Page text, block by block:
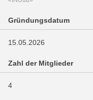
Gründungsdatum
15.05.2026
Zahl der Mitglieder
4